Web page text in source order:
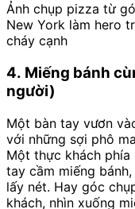
Ảnh chụp pizza từ
New York làm hero
cháy cạnh
4. Miếng bánh
người)
Một bàn tay vươn
với những sợi phô
Một thực khách
tay cầm miếng
lấy nét. Hay góc
khách, nhìn xuống